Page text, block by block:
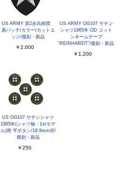
US ARMY 第2歩兵師団
肩パッチ/カラー/カットエ
ッジ/復刻・新品
￥2,000
US ARMY OG107 サテン
シャツ1965年 OD コット
ンネームテープ
“REINHARDT”/復刻・新品
￥1,200
US OG107 サテンシャツ
1965年(シャツ袖・1stモデ
ル)用 平ボタン/18.8mm径/
復刻・新品
￥250